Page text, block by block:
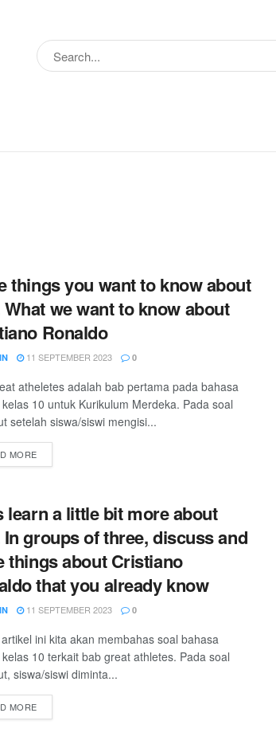
things you want to know about
we want to know about
Ronaldo
11 SEPTEMBER 2023 0
atheletes adalah bab pertama pada bahasa
10 untuk Kurikulum Merdeka. Pada soal
setelah siswa/siswi mengisi...
MORE
learn a little bit more about
groups of three, discuss and
things about Cristiano
that you already know
11 SEPTEMBER 2023 0
ini kita akan membahas soal bahasa
10 terkait bab great athletes. Pada soal
siswa/siswi diminta...
MORE